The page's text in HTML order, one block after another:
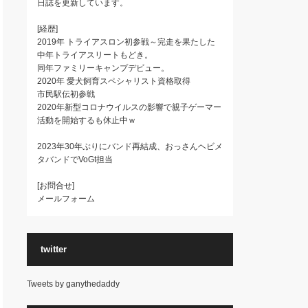
日誌を更新しています。
[経歴]
2019年 トライアスロン初参戦～完走を果たした
中年トライアスリートもどき。
同年ファミリーキャンプデビュー。
2020年 愛犬飼育スペシャリスト資格取得
市民駅伝初参戦
2020年新型コロナウイルスの影響で親子ゲーマー
活動を開始するも休止中ｗ
2023年30年ぶりにバンド再結成、おっさんヘビメ
タバンドでVoGt担当
[お問合せ]
メールフォーム
twitter
Tweets by ganythedaddy